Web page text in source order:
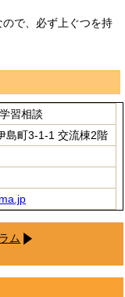
で、必ず上ぐつを持
習相談
島町3-1-1 交流棟2階
ム